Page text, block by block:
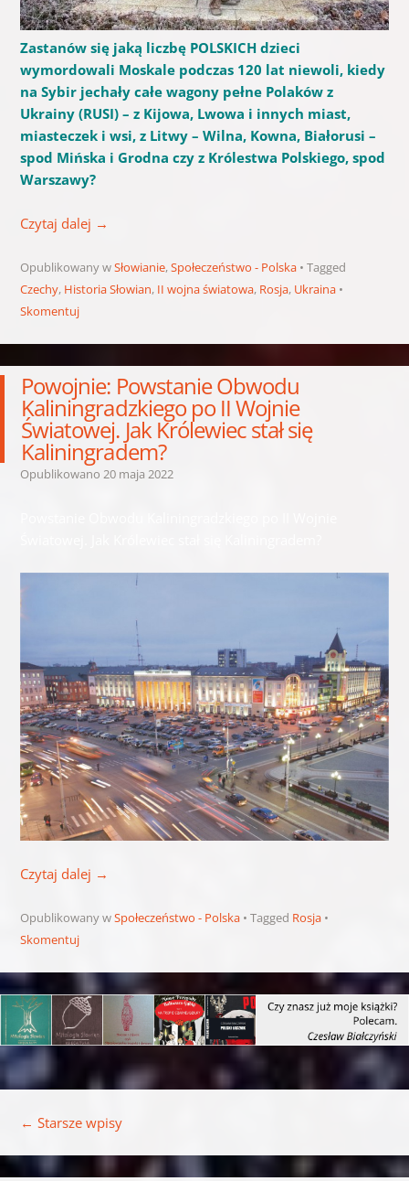
Zastanów się jaką liczbę POLSKICH dzieci
wymordowali Moskale podczas 120 lat niewoli, kiedy
na Sybir jechały całe wagony pełne Polaków z
Ukrainy (RUSI) – z Kijowa, Lwowa i innych miast,
miasteczek i wsi, z Litwy – Wilna, Kowna, Białorusi –
spod Mińska i Grodna czy z Królestwa Polskiego, spod
Warszawy?
Czytaj dalej →
Opublikowany wSłowianie,Społeczeństwo - Polska
Tagged
Czechy, Historia Słowian, II wojna światowa, Rosja, Ukraina
Skomentuj
Powojnie: Powstanie Obwodu
Kaliningradzkiego po II Wojnie
Światowej. Jak Królewiec stał się
Kaliningradem?
Opublikowano 20 maja 2022
Czytaj dalej →
Opublikowany wSpołeczeństwo - Polska Tagged Rosja
Skomentuj
← Starsze wpisy